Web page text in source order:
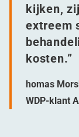
kijken,
extreem
kosten.”
homas
WDP-klant